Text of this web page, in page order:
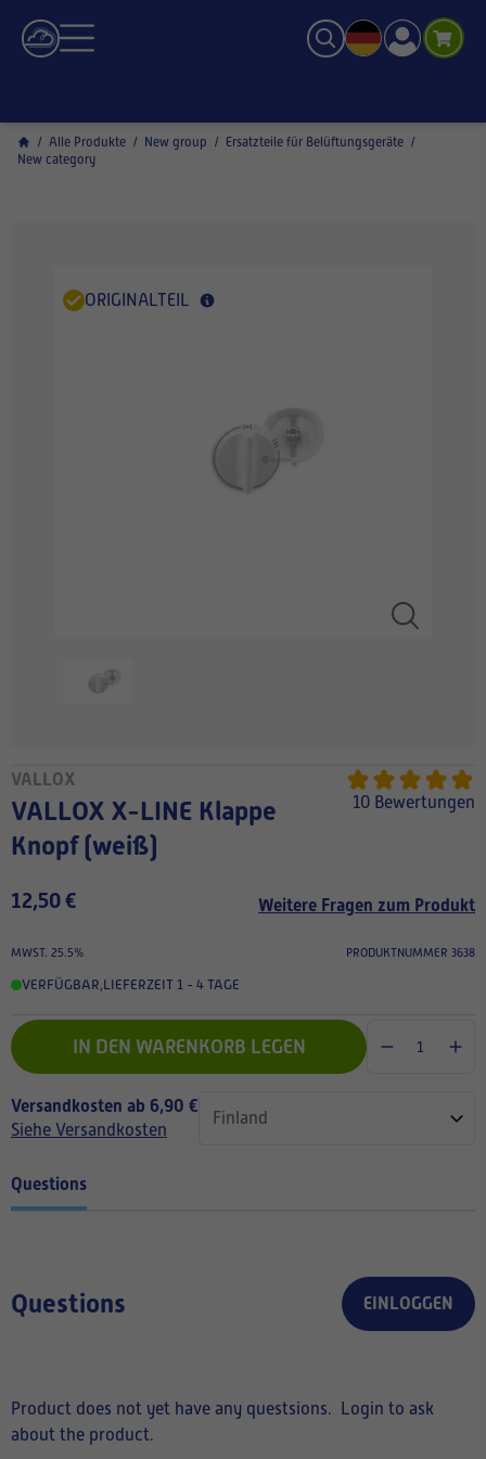
/ Alle Produkte / New group / Ersatzteile für Belüftungsgeräte /
New category
ORIGINALTEIL
VALLOX
VALLOX X-LINE Klappe
Knopf (weiß)
10 Bewertungen
12,50 € Weitere Fragen zum Produkt
MWST. 25.5% PRODUKTNUMMER 3638
VERFÜGBAR,LIEFERZEIT 1 - 4 TAGE
IN DEN WARENKORB LEGEN
Versandkosten ab 6,90 €
Siehe Versandkosten
Questions
Questions EINLOGGEN
Product does not yet have any questsions.
Login to ask
about the product.